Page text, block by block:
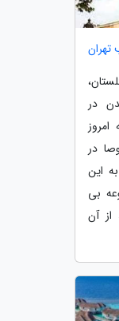
تهران
در
امروز
در
این
بی
از آن